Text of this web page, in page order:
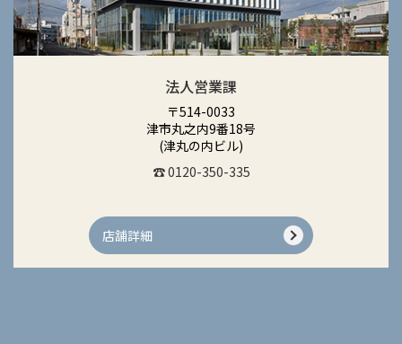
法人営業課
〒514-0033
津市丸之内9番18号
(津丸の内ビル)
☎ 0120-350-335
店舗詳細